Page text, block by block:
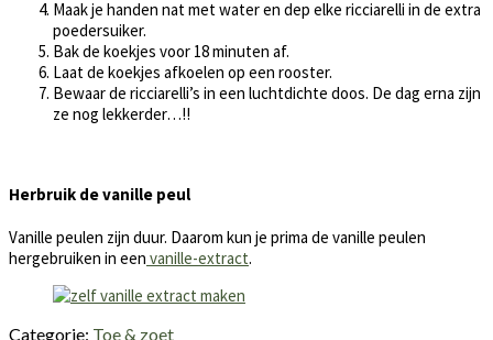
Maak je handen nat met water en dep elke ricciarelli in de extra
poedersuiker.
Bak de koekjes voor 18 minuten af.
Laat de koekjes afkoelen op een rooster.
Bewaar de ricciarelli’s in een luchtdichte doos. De dag erna zijn
ze nog lekkerder…!!
Herbruik de vanille peul
Vanille peulen zijn duur. Daarom kun je prima de vanille peulen
hergebruiken in een vanille-extract.
Categorie: Toe & zoet